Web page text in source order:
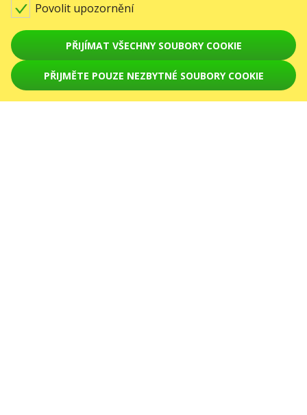
Povolit upozornění
PŘIJÍMAT VŠECHNY SOUBORY COOKIE
PŘIJMĚTE POUZE NEZBYTNÉ SOUBORY COOKIE
190 00 Praha - Letňany, zapsané v obchodním rejstříku vedeném Městským
soudem v Praze, oddíl C, vložka 418867.
AKCE
Koncerty
Divadla